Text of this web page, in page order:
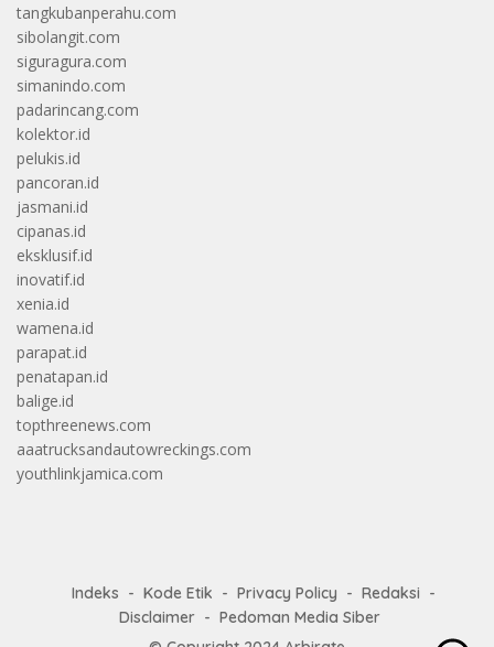
tangkubanperahu.com
sibolangit.com
siguragura.com
simanindo.com
padarincang.com
kolektor.id
pelukis.id
pancoran.id
jasmani.id
cipanas.id
eksklusif.id
inovatif.id
xenia.id
wamena.id
parapat.id
penatapan.id
balige.id
topthreenews.com
aaatrucksandautowreckings.com
youthlinkjamica.com
Indeks Kode Etik Privacy Policy
Redaksi
Disclaimer
Pedoman Media Siber